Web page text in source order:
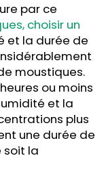
par ce
choisir un
et la durée de
moustiques.
ou moins
et la
plus
une durée de
soit la